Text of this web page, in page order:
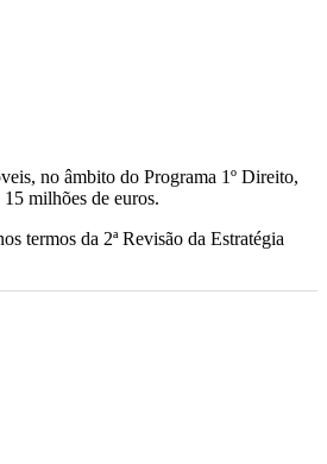
no âmbito do Programa 1º Direito,
milhões de euros.
termos da 2ª Revisão da Estratégia